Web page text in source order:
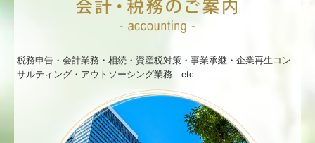
税務申告・会計業務・相続・資産税対策・事業承継・企業再生コン
サルティング・アウトソーシング業務 etc.